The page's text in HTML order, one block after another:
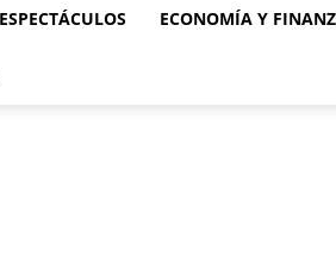
ECONOMÍA Y